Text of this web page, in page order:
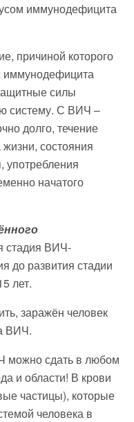
иммунодефицита
причиной которого
иммунодефицита
силы
систему. С ВИЧ –
долго, течение
состояния
употребления
начатого
стадия ВИЧ-
до развития стадии
лет.
заражён человек
ВИЧ.
можно сдать в любом
и области! В крови
частицы), которые
человека в